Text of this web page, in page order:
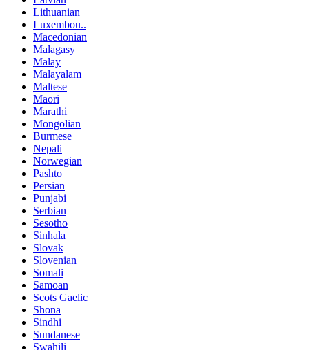
Lithuanian
Luxembou..
Macedonian
Malagasy
Malay
Malayalam
Maltese
Maori
Marathi
Mongolian
Burmese
Nepali
Norwegian
Pashto
Persian
Punjabi
Serbian
Sesotho
Sinhala
Slovak
Slovenian
Somali
Samoan
Scots Gaelic
Shona
Sindhi
Sundanese
Swahili